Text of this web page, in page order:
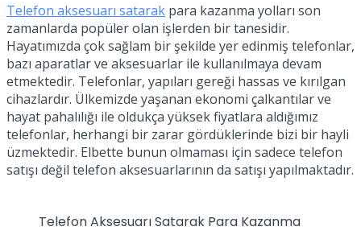
Telefon aksesuarı satarak para kazanma yolları son
zamanlarda popüler olan işlerden bir tanesidir.
Hayatımızda çok sağlam bir şekilde yer edinmiş telefonlar,
bazı aparatlar ve aksesuarlar ile kullanılmaya devam
etmektedir. Telefonlar, yapıları gereği hassas ve kırılgan
cihazlardır. Ülkemizde yaşanan ekonomi çalkantılar ve
hayat pahalılığı ile oldukça yüksek fiyatlara aldığımız
telefonlar, herhangi bir zarar gördüklerinde bizi bir hayli
üzmektedir. Elbette bunun olmaması için sadece telefon
satışı değil telefon aksesuarlarının da satışı yapılmaktadır.
Telefon Aksesuarı Satarak Para Kazanma